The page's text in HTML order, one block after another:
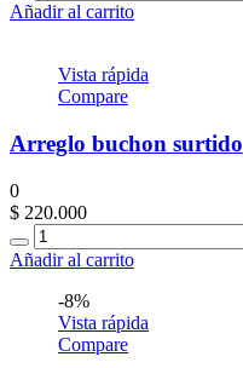
Añadir al carrito
Vista rápida
Compare
Arreglo buchon surtido
0
$ 220.000
Quantity
Añadir al carrito
-8%
Vista rápida
Compare